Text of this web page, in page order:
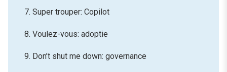
7. Super trouper: Copilot
8. Voulez-vous: adoptie
9. Don’t shut me down: governance